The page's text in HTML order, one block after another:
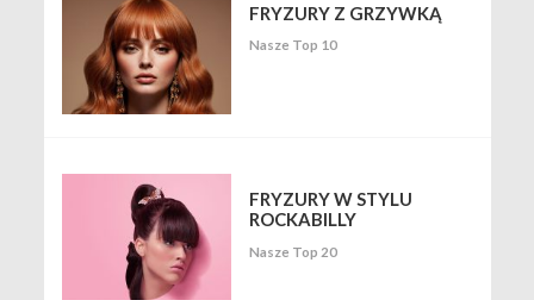
FRYZURY Z GRZYWKĄ
Nasze Top 10
FRYZURY W STYLU
ROCKABILLY
Nasze Top 20